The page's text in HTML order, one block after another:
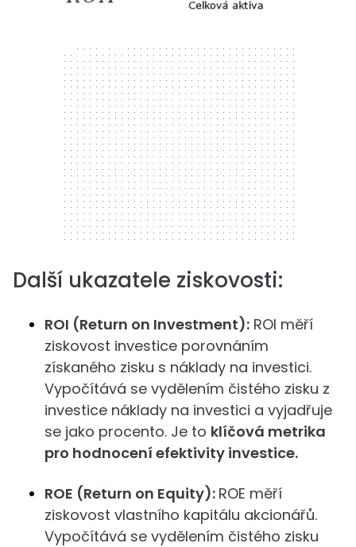
300 x 250
Další ukazatele ziskovosti:
ROI (Return on Investment): ROI měří
ziskovost investice porovnáním
získaného zisku s náklady na investici.
Vypočítává se vydělením čistého zisku z
investice náklady na investici a vyjadřuje
se jako procento. Je to klíčová metrika
pro hodnocení efektivity investice.
ROE (Return on Equity): ROE měří
ziskovost vlastního kapitálu akcionářů.
Vypočítává se vydělením čistého zisku